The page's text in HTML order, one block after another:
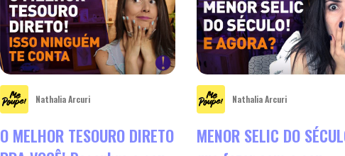
Nathalia Arcuri
O MELHOR TESOURO DIRETO
Nathalia Arcuri
MENOR SELIC DO